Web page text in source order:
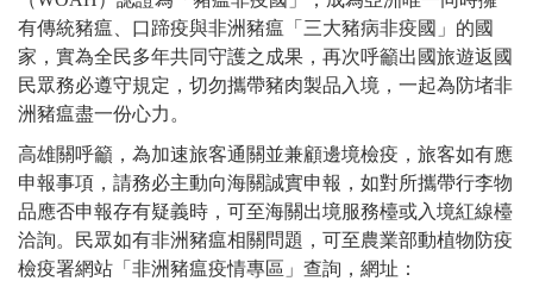
有傳統豬瘟、口蹄疫與非洲豬瘟「三大豬病非疫國」的國
家，實為全民多年共同守護之成果，再次呼籲出國旅遊返國
民眾務必遵守規定，切勿攜帶豬肉製品入境，一起為防堵非
洲豬瘟盡一份心力。
高雄關呼籲，為加速旅客通關並兼顧邊境檢疫，旅客如有應
申報事項，請務必主動向海關誠實申報，如對所攜帶行李物
品應否申報存有疑義時，可至海關出境服務檯或入境紅線檯
洽詢。民眾如有非洲豬瘟相關問題，可至農業部動植物防疫
檢疫署網站「非洲豬瘟疫情專區」查詢，網址：